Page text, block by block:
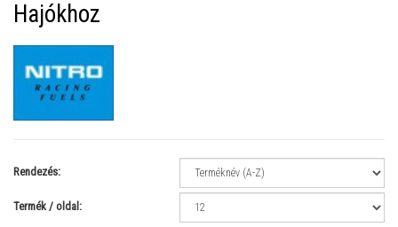
Hajókhoz
Rendezés:
Termék / oldal: